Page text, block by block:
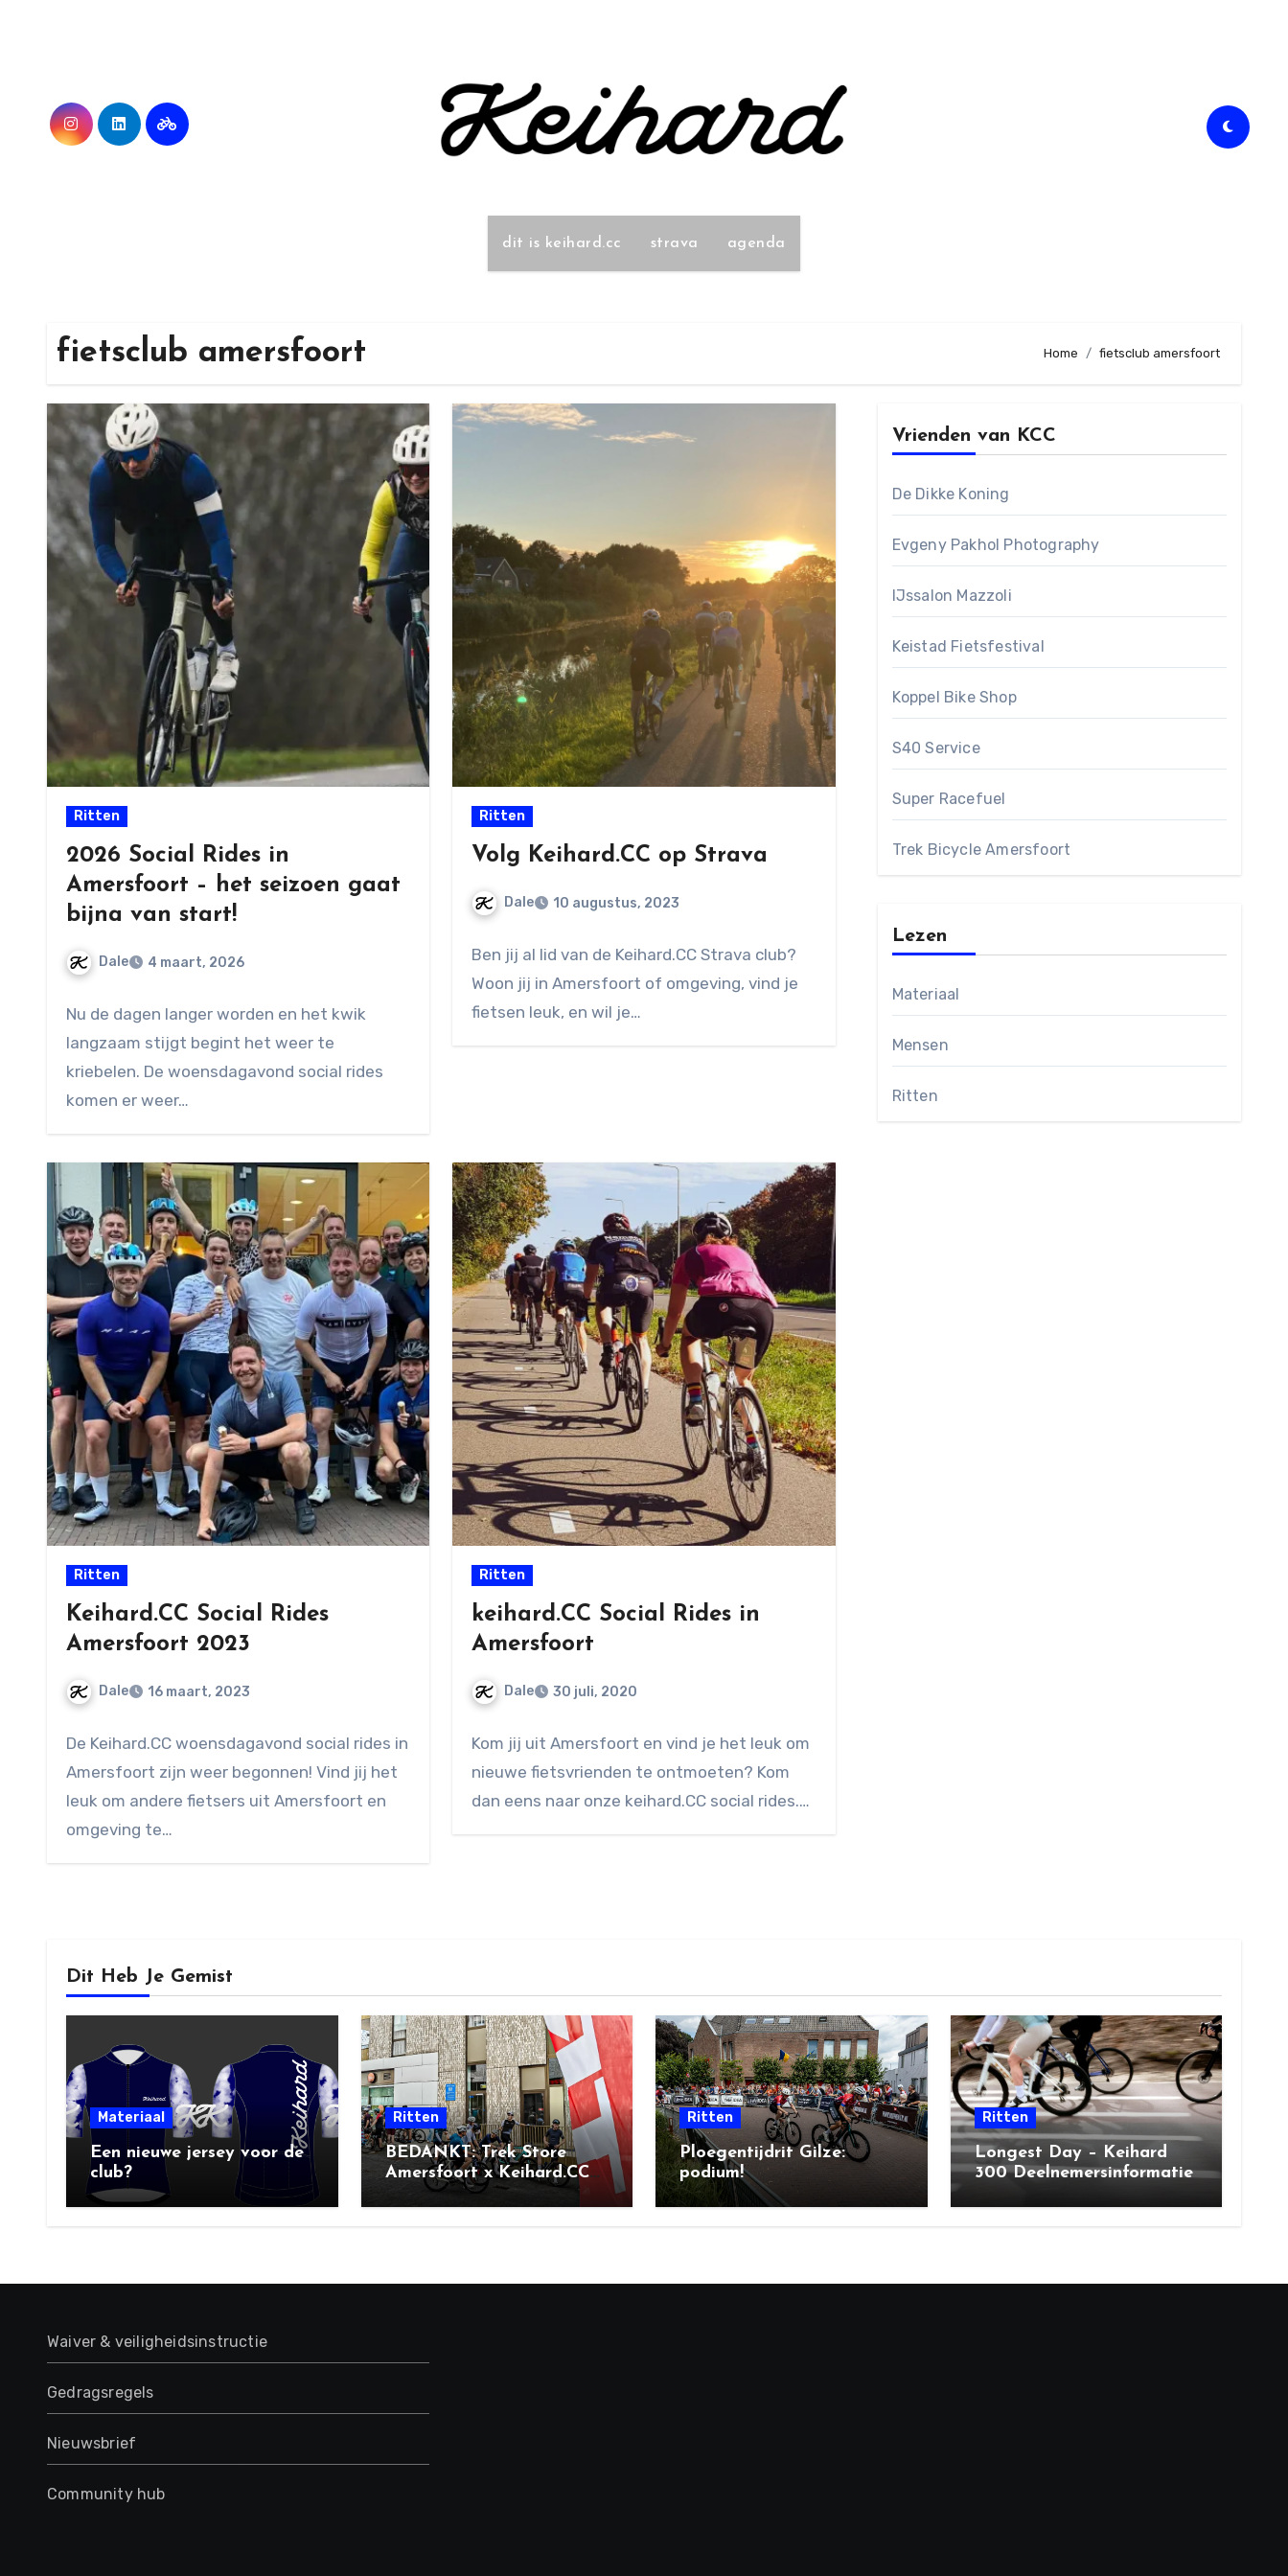
dit is keihard.cc strava agenda
fietsclub amersfoort Home fietsclub amersfoort
Ritten
2026 Social Rides in
Amersfoort – het seizoen gaat
bijna van start!
Dale 4 maart, 2026
reacties
Nu de dagen langer worden en het kwik
langzaam stijgt begint het weer te
kriebelen. De woensdagavond social rides
komen er weer…
Ritten
Volg Keihard.CC op Strava
Dale 10 augustus, 2023
reacties
Ben jij al lid van de Keihard.CC Strava club?
Woon jij in Amersfoort of omgeving, vind je
fietsen leuk, en wil je…
Ritten
Keihard.CC Social Rides
Amersfoort 2023
Dale 16 maart, 2023
reacties
De Keihard.CC woensdagavond social rides in
Amersfoort zijn weer begonnen! Vind jij het
leuk om andere fietsers uit Amersfoort en
omgeving te…
Ritten
keihard.CC Social Rides in
Amersfoort
Dale 30 juli, 2020
reacties
Kom jij uit Amersfoort en vind je het leuk om
nieuwe fietsvrienden te ontmoeten? Kom
dan eens naar onze keihard.CC social rides.…
Vrienden van KCC
De Dikke Koning
Evgeny Pakhol Photography
IJssalon Mazzoli
Keistad Fietsfestival
Koppel Bike Shop
S40 Service
Super Racefuel
Trek Bicycle Amersfoort
Lezen
Materiaal
Mensen
Ritten
Dit Heb Je Gemist
Materiaal
Een nieuwe jersey voor de
club?
Ritten
BEDANKT: Trek Store
Amersfoort x Keihard.CC
Social Ride + BBQ
Ritten
Ploegentijdrit Gilze:
podium!
Ritten
Longest Day – Keihard
300 Deelnemersinformatie
Waiver & veiligheidsinstructie
Gedragsregels
Nieuwsbrief
Community hub